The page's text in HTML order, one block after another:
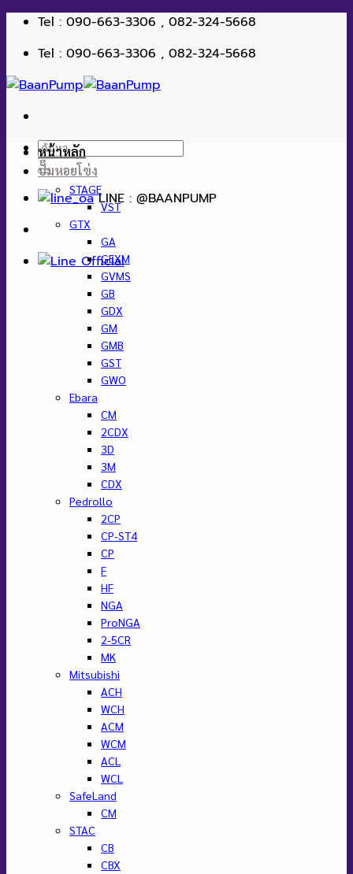
ข้าม
เนื้อหา
Tel : 090-663-3306 , 082-324-5668
Tel : 090-663-3306 , 082-324-5668
ค้นหา:
LINE : @BAANPUMP
หน้าหลัก
ปั๊มหอยโข่ง
STAGE
VST
GTX
GA
GEXM
GVMS
GB
GDX
GM
GMB
GST
GWO
Ebara
CM
2CDX
3D
3M
CDX
Pedrollo
2CP
CP-ST4
CP
F
HF
NGA
ProNGA
2-5CR
MK
Mitsubishi
ACH
WCH
ACM
WCM
ACL
WCL
SafeLand
CM
STAC
CB
CBX